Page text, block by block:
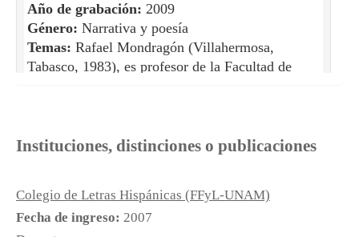
Año de grabación: 2009
Género: Narrativa y poesía
Temas: Rafael Mondragón (Villahermosa,
Tabasco, 1983), es profesor de la Facultad de
libros Los mejores poemas mexicanos (2005),
textos. Por una parte, “El cíclope”, que
corresponde a una etapa temprana en la
Instituciones, distinciones o publicaciones
Colegio de Letras Hispánicas (FFyL-UNAM)
Fecha de ingreso: 2007